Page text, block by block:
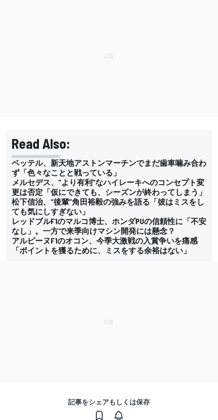
Read Also:
ベッテル、新天地アストンマーチンでまだ歯車噛み合わ
ず「色々なことと戦っている」
メルセデス、”より有利”なハイレーキへのコンセプト変
更は否定「仮にできても、シーズンが終わってしまう」
松下信治、“後輩”角田裕毅の強みを語る「彼はミスをし
ても気にしすぎない」
レッドブルF1のマルコ博士、ホンダPUの信頼性に「不安
なし」。一方で来季向けマシン開発には懸念？
アルピーヌF1のオコン、今季大激戦の入賞争いを痛感
「ポイントを獲るために、ミスをする余裕はない」
記事をシェアもしくは保存